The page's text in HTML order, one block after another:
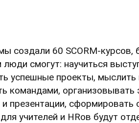
создали 60 SCORM-курсов,
смогут: научиться
успешные проекты, мыслить
командами,
презентации, сформировать
учителей и HRов будут